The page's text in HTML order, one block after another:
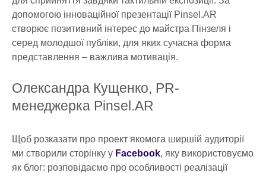
допомогою інноваційної презентації Pinsel.AR
cтворює позитивний інтерес до майстра Пінзеля і
серед молодшої публіки, для яких сучасна форма
представлення – важлива мотивація.
Олександра Кущенко, PR-
менеджерка Pinsel.AR
Щоб розказати про проект якомога ширшій аудиторії
ми створили сторінку у Facebook, яку використовуємо
як блог: розповідаємо про особливості реалізації